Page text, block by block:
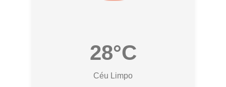
28°C
Céu Limpo